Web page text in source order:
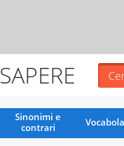
SAPERE
Sinonimi e
contrari